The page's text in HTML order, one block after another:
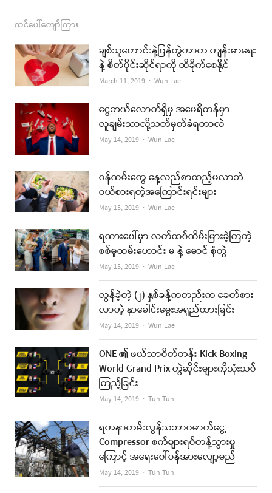
ထင်ပေါ်ကျော်ကြား
ချစ်သူဟောင်းနဲ့ပြန်တွဲတာက ကျန်းမာရေး
နဲ့ စိတ်ပိုင်းဆိုင်ရာကို ထိခိုက်စေနိုင်
March 11, 2019 Author
Wun Lae
ငွေဘယ်လောက်ရှိမှ အမေရိကန်မှာ
လူချမ်းသာလို့သတ်မှတ်ခံရတာလဲ
May 14, 2019 Author
Wun Lae
ဝန်ထမ်းတွေ နေ့လည်စာထည့်မလာဘဲ
ဝယ်စားရတဲ့အကြောင်းရင်းများ
May 15, 2019 Author
Wun Lae
ရထားပေါ်မှာ လက်ထပ်ထိမ်းမြားခဲ့ကြတဲ့
စစ်မှုထမ်းဟောင်း မ နဲ့ မောင် စုံတွဲ
May 15, 2019 Author
Wun Lae
လွန်ခဲ့တဲ့ (၂) နှစ်ခန့်ကတည်းက ခေတ်စား
လာတဲ့ နှာခေါင်းမွေးအရှည်ထားခြင်း
May 14, 2019 Author
Wun Lae
ONE ၏ ဖယ်သာဝိတ်တန်း Kick Boxing
World Grand Prix တွဲဆိုင်းများကိုသုံးသပ်
ကြည့်ခြင်း
May 14, 2019 Author
Tun Tun
ရတနာကမ်းလွန်သဘာဝဓာတ်ငွေ့
Compressor စက်များရပ်တန့်သွားမှု
ကြောင့် အရေးပေါ်ဝန်အားလျော့မည်
May 14, 2019 Author
Tun Tun